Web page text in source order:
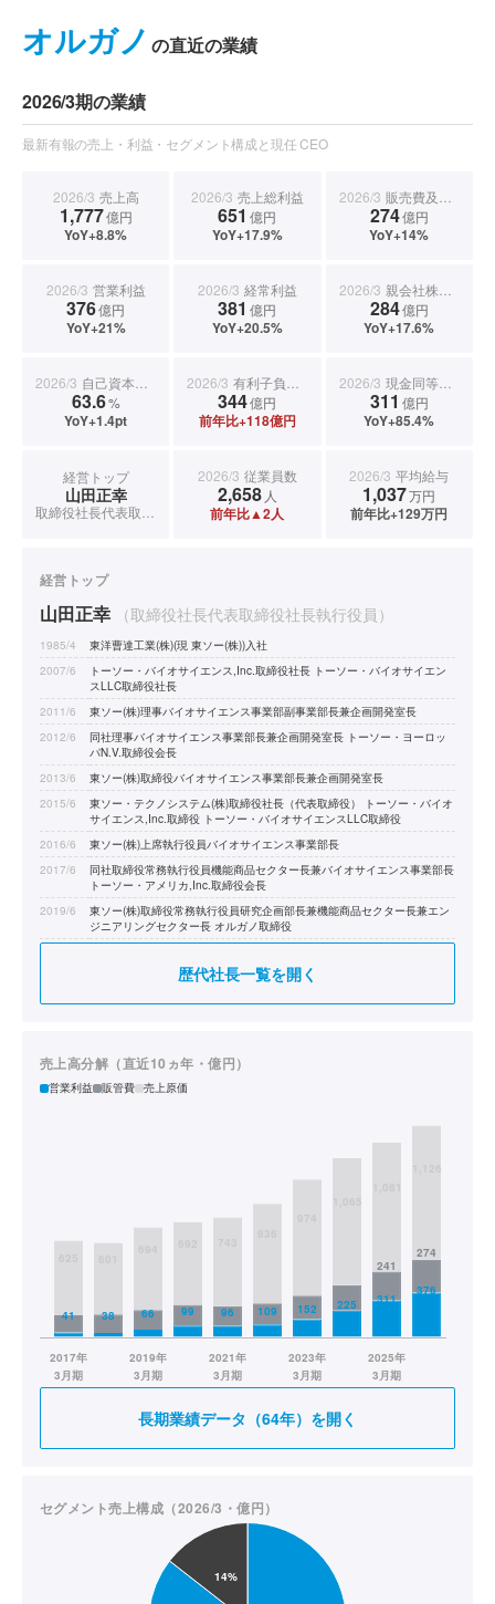
オルガノ の直近の業績
2026/3期の業績
最新有報の売上・利益・セグメント構成と現任 CEO
2026/3 売上高
1,777億円
YoY+8.8%
2026/3 売上総利益
651 億円
YoY+17.9%
2026/3 販売費及び一般管理費
274億円
YoY+14%
2026/3 営業利益
376億円
YoY+21%
2026/3 経常利益
381 億円
YoY+20.5%
2026/3 親会社株主に帰属する当期純利益
284億円
YoY+17.6%
2026/3 自己資本比率
63.6%
YoY+1.4pt
2026/3 有利子負債合計
344億円
前年比+118億円
2026/3 現金同等物期末残高
311 億円
YoY+85.4%
経営トップ
山田正幸
2026/3 従業員数
2,658 人
前年比▲2人
2026/3 平均給与
1,037万円
前年比+129万円
経営トップ
山田正幸 （取締役社長代表取締役社長執行役員）
1985/4
東洋曹達工業(株)(現 東ソー(株))入社
2007/6
トーソー・バイオサイエンス,Inc.取締役社長 トーソー・バイオサイエン
スLLC取締役社長
2011/6
東ソー(株)理事バイオサイエンス事業部副事業部長兼企画開発室長
2012/6
同社理事バイオサイエンス事業部長兼企画開発室長 トーソー・ヨーロッ
パN.V.取締役会長
2013/6
東ソー(株)取締役バイオサイエンス事業部長兼企画開発室長
2015/6
東ソー・テクノシステム(株)取締役社長（代表取締役） トーソー・バイオ
サイエンス,Inc.取締役 トーソー・バイオサイエンスLLC取締役
2016/6
東ソー(株)上席執行役員バイオサイエンス事業部長
2017/6
同社取締役常務執行役員機能商品セクター長兼バイオサイエンス事業部長
トーソー・アメリカ,Inc.取締役会長
2019/6
東ソー(株)取締役常務執行役員研究企画部長兼機能商品セクター長兼エン
ジニアリングセクター長 オルガノ取締役
オルガノ取締役社長（代表取締役）社長執行役員（現在）
歴代社長一覧を開く
売上高分解（直近10ヵ年・億円）
営業利益 販管費 売上原価
長期業績データ（64年）を開く
セグメント売上構成（2026/3・億円）